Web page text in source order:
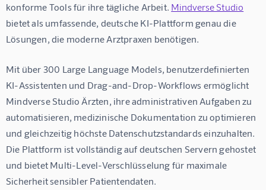
konforme Tools für ihre tägliche Arbeit. Mindverse Studio
bietet als umfassende, deutsche KI-Plattform genau die
Lösungen, die moderne Arztpraxen benötigen.
Mit über 300 Large Language Models, benutzerdefinierten
KI-Assistenten und Drag-and-Drop-Workflows ermöglicht
Mindverse Studio Ärzten, ihre administrativen Aufgaben zu
automatisieren, medizinische Dokumentation zu optimieren
und gleichzeitig höchste Datenschutzstandards einzuhalten.
Die Plattform ist vollständig auf deutschen Servern gehostet
und bietet Multi-Level-Verschlüsselung für maximale
Sicherheit sensibler Patientendaten.